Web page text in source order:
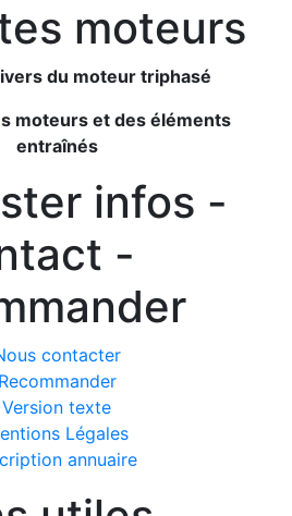
moteurs
du moteur triphasé
moteurs et des éléments
entraînés
infos -
-
contacter
Recommander
Version texte
Légales
annuaire